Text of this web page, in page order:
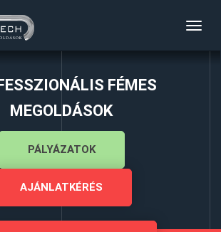
FÉMES
MEGOLDÁSOK
PÁLYÁZATOK
AJÁNLATKÉRÉS